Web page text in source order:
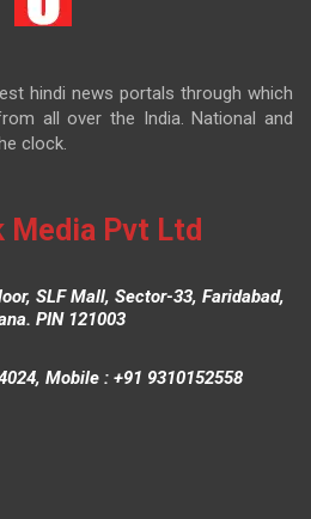
hindi news portals through which
all over the India. National and
clock.
Media Pvt Ltd
SLF Mall, Sector-33, Faridabad,
PIN 121003
Mobile : +91 9310152558